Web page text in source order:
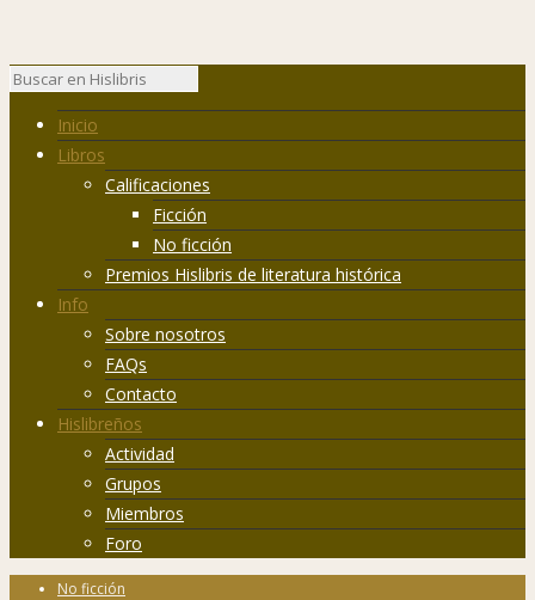
Inicio
Libros
Calificaciones
Ficción
No ficción
Premios Hislibris de literatura histórica
Info
Sobre nosotros
FAQs
Contacto
Hislibreños
Actividad
Grupos
Miembros
Foro
No ficción